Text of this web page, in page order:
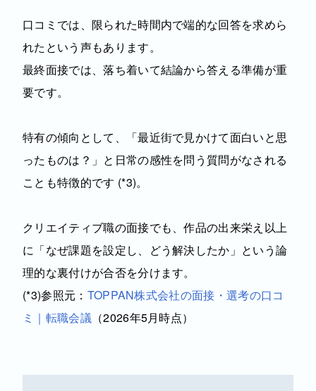
口コミでは、限られた時間内で端的な回答を求めら
れたという声もあります。
最終面接では、落ち着いて結論から答える準備が重
要です。
特有の傾向として、「最近街で見かけて面白いと思
ったものは？」と日常の感性を問う質問がなされる
ことも特徴的です (*3)。
クリエイティブ職の面接でも、作品の出来栄え以上
に「なぜ課題を設定し、どう解決したか」という論
理的な裏付けが合否を分けます。
(*3)参照元： TOPPAN株式会社の面接・選考の口コ
ミ｜転職会議（2026年5月時点）